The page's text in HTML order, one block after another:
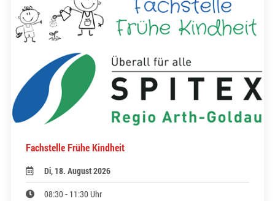
Fachstelle Frühe Kindheit
Di, 18. August 2026
08:30 - 11:30 Uhr